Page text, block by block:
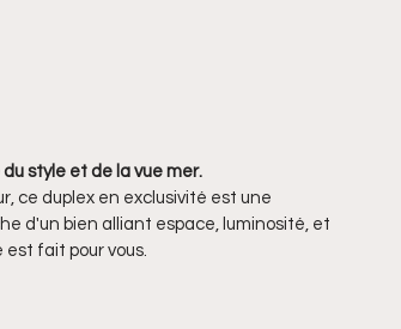
style et de la vue mer.
ce duplex en exclusivité est une
d'un bien alliant espace, luminosité, et
fait pour vous.